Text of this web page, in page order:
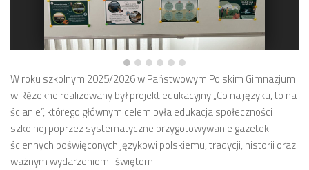
W roku szkolnym 2025/2026 w Państwowym Polskim Gimnazjum
w Rēzekne realizowany był projekt edukacyjny „Co na języku, to na
ścianie”, którego głównym celem była edukacja społeczności
szkolnej poprzez systematyczne przygotowywanie gazetek
ściennych poświęconych językowi polskiemu, tradycji, historii oraz
ważnym wydarzeniom i świętom.